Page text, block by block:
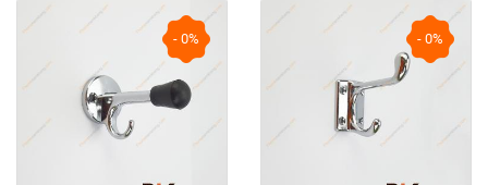
- 0% - 0%